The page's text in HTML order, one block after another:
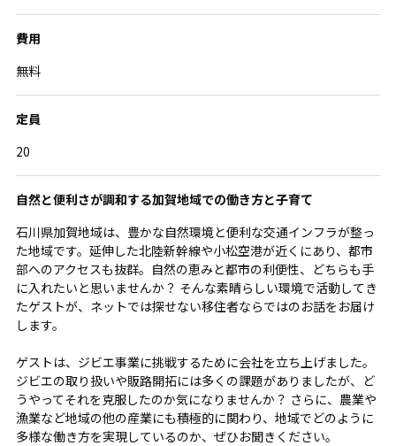
費用
無料
定員
20
自然と便利さが調和する加賀地域での働き方と子育て
石川県加賀地域は、豊かな自然環境と便利な交通インフラが整っ
た地域です。延伸した北陸新幹線や小松空港が近くにあり、都市
部へのアクセスも抜群。自然の恵みと都市の利便性、どちらも手
に入れたいと思いませんか？ そんな素晴らしい環境で活動してき
たゲストが、ネットでは探せない移住者ならではのお話をお届け
します。
ゲストは、ジビエ事業に挑戦するために会社を立ち上げました。
ジビエの取り扱いや販路開拓には多くの課題がありましたが、ど
うやってそれを克服したのか気になりませんか？ さらに、農業や
漁業など地域の他の産業にも積極的に関わり、地域でどのように
多様な働き方を実現しているのか、ぜひお聞きください。